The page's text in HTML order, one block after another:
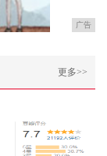
广告
更多>>